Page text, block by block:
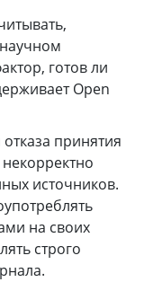
готов ли
Open
принятия
некорректно
источников.
на своих
строго